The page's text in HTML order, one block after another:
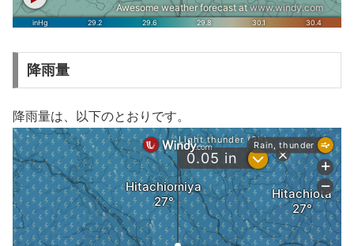
降雨量
降雨量は、以下のとおりです。